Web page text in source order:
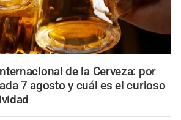
de la Cerveza: por
7 agosto y cuál es el curioso